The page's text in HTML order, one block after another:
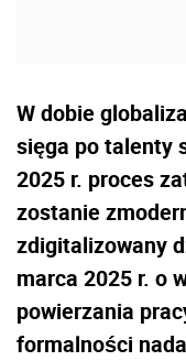
W dobie
sięga po talenty
2025 r. proces
zostanie
zdigitalizowany
marca 2025 r. o
powierzania
formalności